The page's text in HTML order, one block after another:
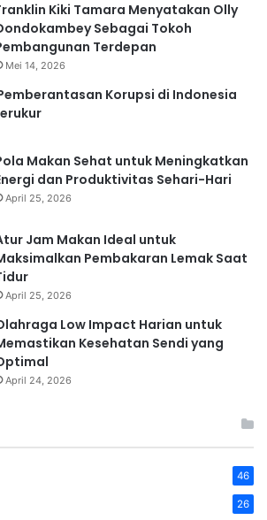
Kiki Tamara Menyatakan Olly
Sebagai Tokoh
Terdepan
Mei 14, 2026
Korupsi di Indonesia
Makan Sehat untuk Meningkatkan
dan Produktivitas Sehari-Hari
April 25, 2026
Jam Makan Ideal untuk
Pembakaran Lemak Saat
April 25, 2026
Low Impact Harian untuk
Kesehatan Sendi yang
April 24, 2026
46
26